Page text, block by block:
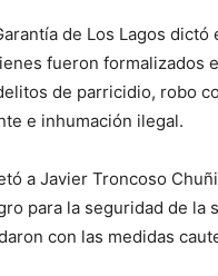
de Los Lagos
fueron formalizados
de parricidio, robo
e inhumación ilegal.
a Javier Troncoso
para la seguridad de la
con las medidas